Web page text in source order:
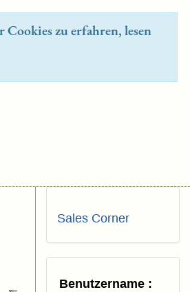
zu erfahren, lesen
Sales Corner
Benutzername :